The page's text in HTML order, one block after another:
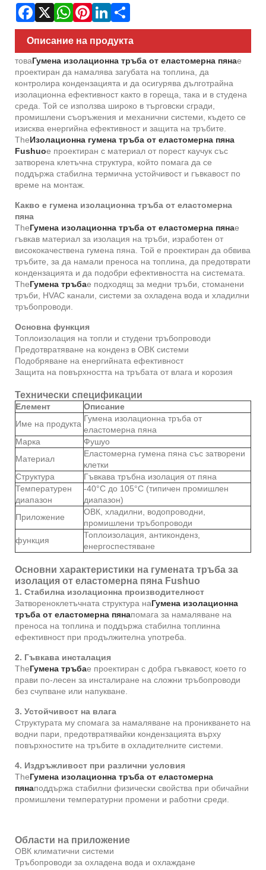
Описание на продукта
товаГумена изолационна тръба от еластомерна пянае
проектиран да намалява загубата на топлина, да
контролира кондензацията и да осигурява дълготрайна
изолационна ефективност както в гореща, така и в студена
среда. Той се използва широко в търговски сгради,
промишлени съоръжения и механични системи, където се
изисква енергийна ефективност и защита на тръбите.
TheИзолационна гумена тръба от еластомерна пяна
Fushuoе проектиран с материал от порест каучук със
затворена клетъчна структура, който помага да се
поддържа стабилна термична устойчивост и гъвкавост по
време на монтаж.
Какво е гумена изолационна тръба от еластомерна
пяна
TheГумена изолационна тръба от еластомерна пянае
гъвкав материал за изолация на тръби, изработен от
висококачествена гумена пяна. Той е проектиран да обвива
тръбите, за да намали преноса на топлина, да предотврати
кондензацията и да подобри ефективността на системата.
TheГумена тръбае подходящ за медни тръби, стоманени
тръби, HVAC канали, системи за охладена вода и хладилни
тръбопроводи.
Основна функция
Топлоизолация на топли и студени тръбопроводи
Предотвратяване на конденз в ОВК системи
Подобряване на енергийната ефективност
Защита на повърхността на тръбата от влага и корозия
Технически спецификации
Елемент
Описание
Име на продукта
Гумена изолационна тръба от
еластомерна пяна
Марка
Фушуо
Материал
Еластомерна гумена пяна със затворени
клетки
Структура
Гъвкава тръбна изолация от пяна
Температурен
диапазон
-40°C до 105°C (типичен промишлен
диапазон)
Приложение
ОВК, хладилни, водопроводни,
промишлени тръбопроводи
функция
Топлоизолация, антиконденз,
енергоспестяване
Основни характеристики на гумената тръба за
изолация от еластомерна пяна Fushuo
1. Стабилна изолационна производителност
Затвореноклетъчната структура наГумена изолационна
тръба от еластомерна пянапомага за намаляване на
преноса на топлина и поддържа стабилна топлинна
ефективност при продължителна употреба.
2. Гъвкава инсталация
TheГумена тръбае проектиран с добра гъвкавост, което го
прави по-лесен за инсталиране на сложни тръбопроводи
без счупване или напукване.
3. Устойчивост на влага
Структурата му спомага за намаляване на проникването на
водни пари, предотвратявайки кондензацията върху
повърхностите на тръбите в охладителните системи.
4. Издръжливост при различни условия
TheГумена изолационна тръба от еластомерна
пянаподдържа стабилни физически свойства при обичайни
промишлени температурни промени и работни среди.
Области на приложение
ОВК климатични системи
Тръбопроводи за охладена вода и охлаждане